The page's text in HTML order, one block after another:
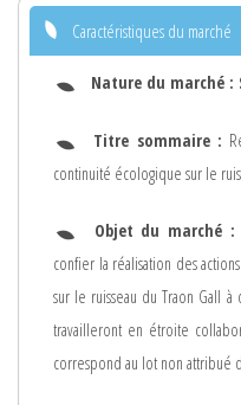
Caractéristiques du marché
Nature du marché :
Titre sommaire :
continuité écologique sur le
Objet du marché :
confier la réalisation des
sur le ruisseau du Traon Gall
travailleront en étroite
correspond au lot non attribué